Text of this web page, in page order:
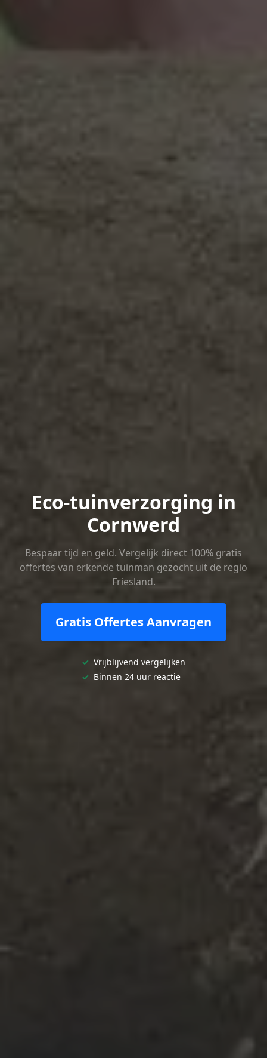
Eco-tuinverzorging in
Cornwerd
Bespaar tijd en geld. Vergelijk direct 100% gratis
offertes van erkende tuinman gezocht uit de regio
Friesland.
Gratis Offertes Aanvragen
✓ Vrijblijvend vergelijken
✓ Binnen 24 uur reactie